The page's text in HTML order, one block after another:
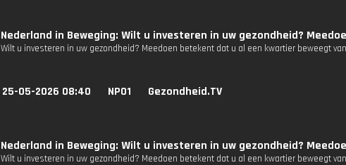
Nederland in Beweging: Wilt u investeren in uw gezondheid?
Wilt u investeren in uw gezondheid? Meedoen betekent dat u al een kwartier beweegt
25-05-2026 08:40 NPO1 Gezondheid.TV
Nederland in Beweging: Wilt u investeren in uw gezondheid?
Wilt u investeren in uw gezondheid? Meedoen betekent dat u al een kwartier beweegt